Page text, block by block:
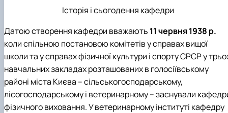
програм
техн…
Інформація про вибіркові компоненти
(дисципліни) ОПП Магістр "Автоматизація, ко…
Анкетування (ОПП Магістр "Автоматизація,
комп’ютерно-інтегровані технології та …
Буклет ОПП "Автоматизація, комп’ютерно-
інтегровані технології та робототехніка"
(дисципліни)
Анкетування
Вступ
Робототехнічні системи
Історія і сьогодення кафедри
Датою створення кафедри вважають 11 червня 1938 р.
коли спільною постановою комітетів у справах вищої
школи та у справах фізичної культури і спорту СРСР у
навчальних закладах розташованих в голосіївському
районі міста Києва – сільськогосподарському,
лісогосподарському і ветеринарному – заснували
фізичного виховання. У ветеринарному інституті кафедру